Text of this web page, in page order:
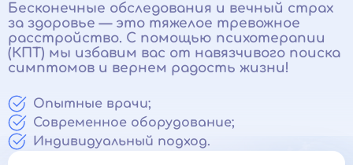
Бесконечные обследования и вечный страх
за здоровье — это тяжелое тревожное
расстройство. С помощью психотерапии
(КПТ) мы избавим вас от навязчивого поиска
симптомов и вернем радость жизни!
Опытные врачи;
Современное оборудование;
Индивидуальный подход.